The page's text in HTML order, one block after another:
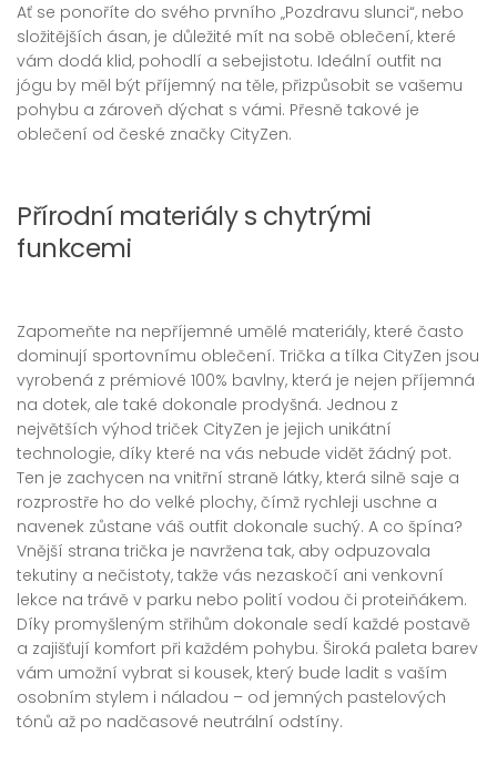
Ať se ponoříte do svého prvního „Pozdravu slunci“, nebo
složitějších ásan, je důležité mít na sobě oblečení, které
vám dodá klid, pohodlí a sebejistotu. Ideální outfit na
jógu by měl být příjemný na těle, přizpůsobit se vašemu
pohybu a zároveň dýchat s vámi. Přesně takové je
oblečení od české značky CityZen.
Přírodní materiály s chytrými
funkcemi
Zapomeňte na nepříjemné umělé materiály, které často
dominují sportovnímu oblečení. Trička a tílka CityZen jsou
vyrobená z prémiové 100% bavlny, která je nejen příjemná
na dotek, ale také dokonale prodyšná. Jednou z
největších výhod triček CityZen je jejich unikátní
technologie, díky které na vás nebude vidět žádný pot.
Ten je zachycen na vnitřní straně látky, která silně saje a
rozprostře ho do velké plochy, čímž rychleji uschne a
navenek zůstane váš outfit dokonale suchý. A co špína?
Vnější strana trička je navržena tak, aby odpuzovala
tekutiny a nečistoty, takže vás nezaskočí ani venkovní
lekce na trávě v parku nebo polití vodou či proteiňákem.
Díky promyšleným střihům dokonale sedí každé postavě
a zajišťují komfort při každém pohybu. Široká paleta barev
vám umožní vybrat si kousek, který bude ladit s vaším
osobním stylem i náladou – od jemných pastelových
tónů až po nadčasové neutrální odstíny.